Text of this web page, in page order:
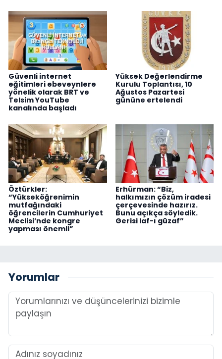
Güvenli internet
eğitimleri ebeveynlere
yönelik olarak BRT ve
Telsim YouTube
kanalında başladı
Yüksek Değerlendirme
Kurulu Toplantısı, 10
Ağustos Pazartesi
gününe ertelendi
Öztürkler:
“Yükseköğrenimin
mutfağındaki
öğrencilerin Cumhuriyet
Meclisi’nde kongre
yapması önemli”
Erhürman: “Biz,
halkımızın çözüm iradesi
çerçevesinde hazırız.
Bunu açıkça söyledik.
Gerisi laf-ı güzaf”
Yorumlar